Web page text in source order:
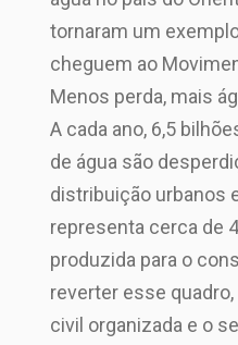
tornaram um
cheguem ao
Menos perda, mais
A cada ano, 6,5
de água são
distribuição urbanos
representa cerca de
produzida para o
reverter esse
civil organizada e o